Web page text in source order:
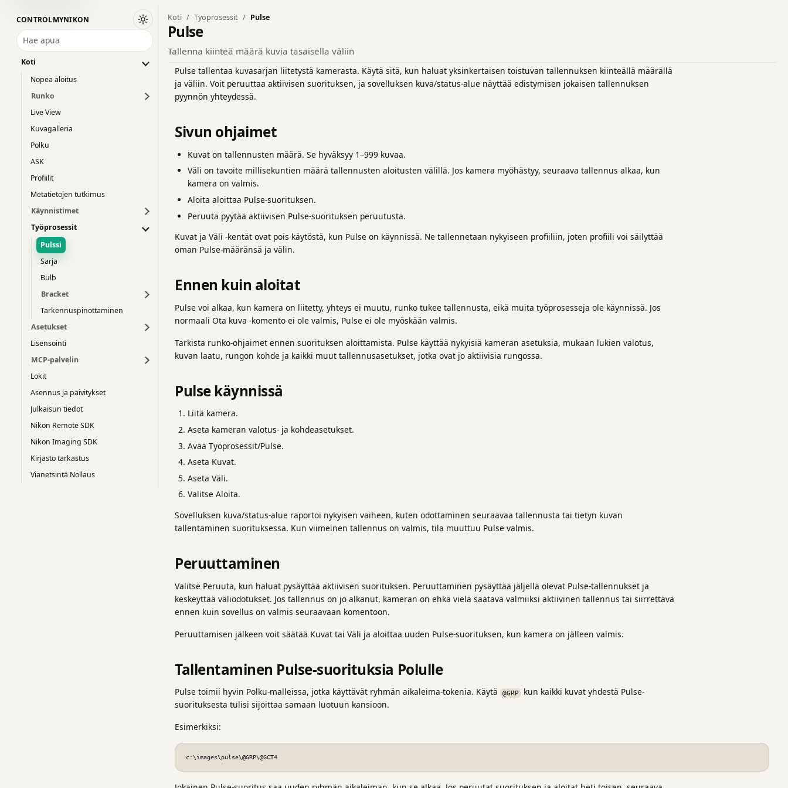
CONTROLMYNIKON
Vaihda tummaan teemaan
Hae apua
Koti
Nopea aloitus
Runko
Live View
Kuvagalleria
Polku
ASK
Profiilit
Metatietojen tutkimus
Käynnistimet
Työprosessit
Pulssi
Sarja
Bulb
Bracket
Tarkennuspinottaminen
Asetukset
Lisensointi
MCP-palvelin
Lokit
Asennus ja päivitykset
Julkaisun tiedot
Nikon Remote SDK
Nikon Imaging SDK
Kirjasto tarkastus
Vianetsintä Nollaus
Koti Työprosessit Pulse
Pulse
Tallenna kiinteä määrä kuvia tasaisella väliin
Pulse tallentaa kuvasarjan liitetystä kamerasta. Käytä sitä, kun haluat yksinkertaisen toistuvan tallennuksen kiinteällä määrällä
ja väliin. Voit peruuttaa aktiivisen suorituksen, ja sovelluksen kuva/status-alue näyttää edistymisen jokaisen tallennuksen
pyynnön yhteydessä.
Sivun ohjaimet
Kuvat on tallennusten määrä. Se hyväksyy 1–999 kuvaa.
Väli on tavoite millisekuntien määrä tallennusten aloitusten välillä. Jos kamera myöhästyy, seuraava tallennus alkaa, kun
kamera on valmis.
Aloita aloittaa Pulse-suorituksen.
Peruuta pyytää aktiivisen Pulse-suorituksen peruutusta.
Kuvat ja Väli -kentät ovat pois käytöstä, kun Pulse on käynnissä. Ne tallennetaan nykyiseen profiiliin, joten profiili voi säilyttää
oman Pulse-määränsä ja välin.
Ennen kuin aloitat
Pulse voi alkaa, kun kamera on liitetty, yhteys ei muutu, runko tukee tallennusta, eikä muita työprosesseja ole käynnissä. Jos
normaali Ota kuva -komento ei ole valmis, Pulse ei ole myöskään valmis.
Tarkista runko-ohjaimet ennen suorituksen aloittamista. Pulse käyttää nykyisiä kameran asetuksia, mukaan lukien valotus,
kuvan laatu, rungon kohde ja kaikki muut tallennusasetukset, jotka ovat jo aktiivisia rungossa.
Pulse käynnissä
Liitä kamera.
Aseta kameran valotus- ja kohdeasetukset.
Avaa Työprosessit/Pulse.
Aseta Kuvat.
Aseta Väli.
Valitse Aloita.
Sovelluksen kuva/status-alue raportoi nykyisen vaiheen, kuten odottaminen seuraavaa tallennusta tai tietyn kuvan
tallentaminen suorituksessa. Kun viimeinen tallennus on valmis, tila muuttuu Pulse valmis.
Peruuttaminen
Valitse Peruuta, kun haluat pysäyttää aktiivisen suorituksen. Peruuttaminen pysäyttää jäljellä olevat Pulse-tallennukset ja
keskeyttää väliodotukset. Jos tallennus on jo alkanut, kameran on ehkä vielä saatava valmiiksi aktiivinen tallennus tai siirrettävä
ennen kuin sovellus on valmis seuraavaan komentoon.
Peruuttamisen jälkeen voit säätää Kuvat tai Väli ja aloittaa uuden Pulse-suorituksen, kun kamera on jälleen valmis.
Tallentaminen Pulse-suorituksia Polulle
Pulse toimii hyvin Polku-malleissa, jotka käyttävät ryhmän aikaleima-tokenia. Käytä @GRP kun kaikki kuvat yhdestä Pulse-
suorituksesta tulisi sijoittaa samaan luotuun kansioon.
Esimerkiksi:
c:\images\pulse\@GRP\@GCT4